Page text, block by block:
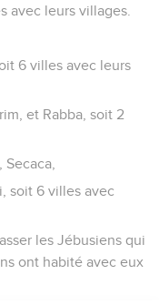
avec leurs villages.
6 villes avec leurs
et Rabba, soit 2
soit 6 villes avec
les Jébusiens qui
ont habité avec eux